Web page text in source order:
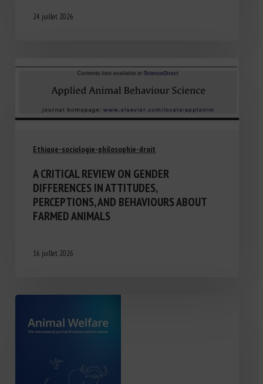
24 juillet 2026
Ethique-sociologie-philosophie-droit
A CRITICAL REVIEW ON GENDER
DIFFERENCES IN ATTITUDES,
PERCEPTIONS, AND BEHAVIOURS ABOUT
FARMED ANIMALS
16 juillet 2026